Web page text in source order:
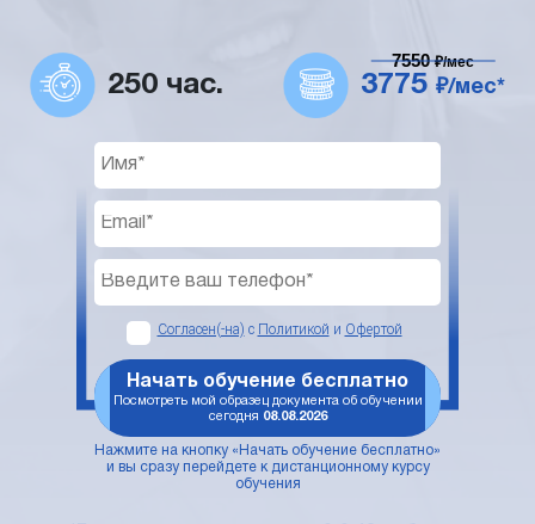
250 час. 3775 ₽/мес*
7550₽/мес
Согласен(-на) с Политикой и Офертой
Начать обучение бесплатно
Посмотреть мой образец документа об обучении
сегодня 08.08.2026
Нажмите на кнопку «Начать обучение бесплатно»
и вы сразу перейдете к дистанционному курсу
обучения